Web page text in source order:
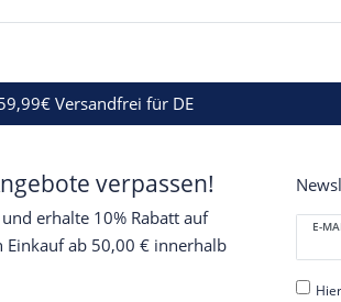
Versandfrei für DE
verpassen!
erhalte 10% Rabatt auf
Einkauf ab 50,00 € innerhalb
E-
Honig